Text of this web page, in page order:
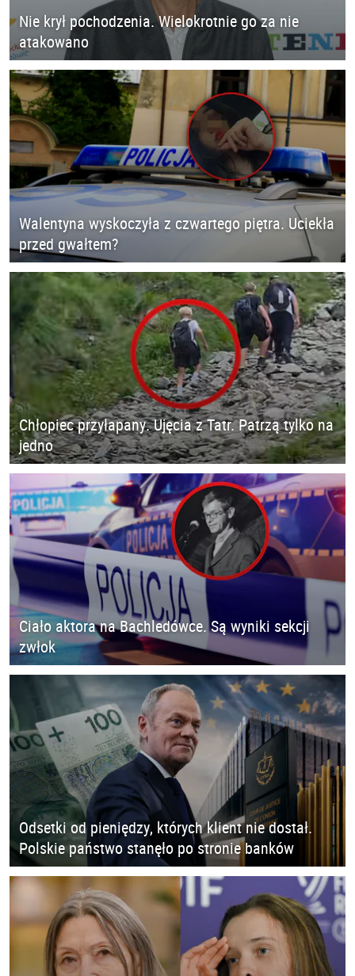
Nie krył pochodzenia. Wielokrotnie go za nie
atakowano
Walentyna wyskoczyła z czwartego piętra. Uciekła
przed gwałtem?
Chłopiec przyłapany. Ujęcia z Tatr. Patrzą tylko na
jedno
Ciało aktora na Bachledówce. Są wyniki sekcji
zwłok
Odsetki od pieniędzy, których klient nie dostał.
Polskie państwo stanęło po stronie banków